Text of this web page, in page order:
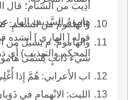
أُذِيبَ من السنام؛ قال
هامومُ السَّدِيفِ الهار
قوله [ الهاري ] أنشده
المحكم والتهذيب)
والهامومُ من الشحمِ:
والهامومُ: م يَسيل من
شيء ذائبٍ يُسمَّى
اب الأَعرابي: هُمَّ إِذا
الليث: الانْهِمام في